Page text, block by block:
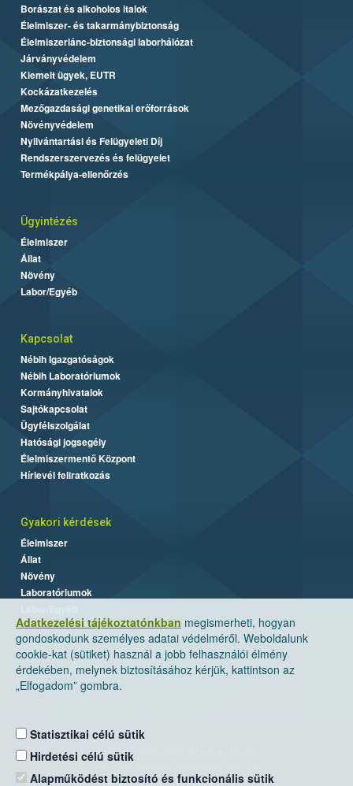
Adatkezelési tájékoztatónkban megismerheti, hogyan
gondoskodunk személyes adatai védelméről. Weboldalunk
cookie-kat (sütiket) használ a jobb felhasználói élmény
érdekében, melynek biztosításához kérjük, kattintson az
„Elfogadom” gombra.
Statisztikai célú sütik
Hirdetési célú sütik
Alapműködést biztosító és funkcionális sütik
Borászat és alkoholos italok
Élelmiszer- és takarmánybiztonság
Élelmiszerlánc-biztonsági laborhálózat
Járványvédelem
Kiemelt ügyek, EUTR
Kockázatkezelés
Mezőgazdasági genetikai erőforrások
Növényvédelem
Nyilvántartási és Felügyeleti Díj
Rendszerszervezés és felügyelet
Termékpálya-ellenőrzés
Ügyintézés
Élelmiszer
Állat
Növény
Labor/Egyéb
Kapcsolat
Nébih Igazgatóságok
Nébih Laboratóriumok
Kormányhivatalok
Sajtókapcsolat
Ügyfélszolgálat
Hatósági jogsegély
Élelmiszermentő Központ
Hírlevél feliratkozás
Gyakori kérdések
Élelmiszer
Állat
Növény
Laboratóriumok
Nemzeti Élelmiszerlánc-biztonsági Hivatal
Levelezési cím: 1525 Budapest. Pf. 30.